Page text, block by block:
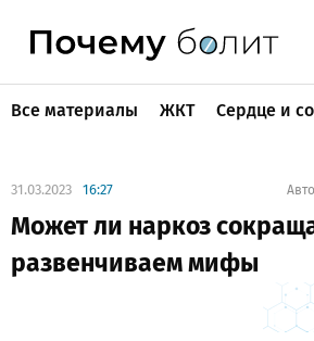
Все материалы ЖКТ Сердце и
31.03.2023 16:27
Может ли наркоз
развенчиваем мифы